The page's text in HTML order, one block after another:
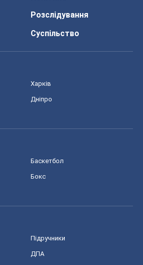
Розслідування
Суспільство
Харків
Дніпро
Баскетбол
Бокс
Підручники
ДПА